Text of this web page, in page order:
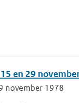
en 29
november 1978